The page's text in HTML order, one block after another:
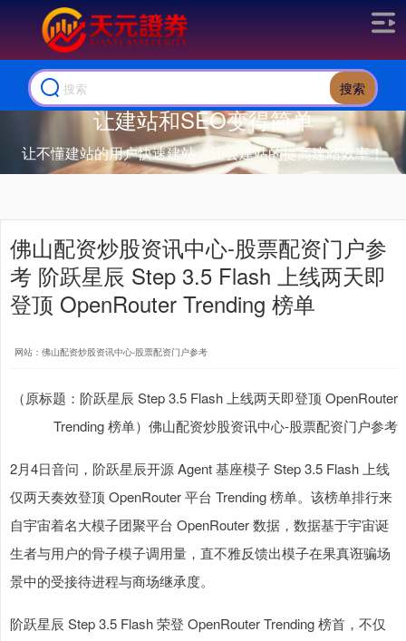
搜索
让建站和SEO变得简单
让不懂建站的用户快速建站，让会建站的提高建站效率！
佛山配资炒股资讯中心-股票配资门户参
考 阶跃星辰 Step 3.5 Flash 上线两天即
登顶 OpenRouter Trending 榜单
网站：佛山配资炒股资讯中心-股票配资门户参考
（原标题：阶跃星辰 Step 3.5 Flash 上线两天即登顶 OpenRouter
Trending 榜单）佛山配资炒股资讯中心-股票配资门户参考
2月4日音问，阶跃星辰开源 Agent 基座模子 Step 3.5 Flash 上线
仅两天奏效登顶 OpenRouter 平台 Trending 榜单。该榜单排行来
自宇宙着名大模子团聚平台 OpenRouter 数据，数据基于宇宙诞
生者与用户的骨子模子调用量，直不雅反馈出模子在果真诳骗场
景中的受接待进程与商场继承度。
阶跃星辰 Step 3.5 Flash 荣登 OpenRouter Trending 榜首，不仅